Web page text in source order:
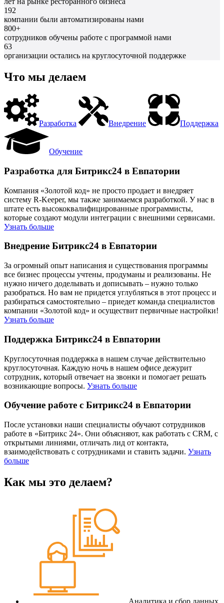
192
компании были автоматизированы нами
800+
сотрудников обучены работе с программой нами
63
организации остались на круглосуточной поддержке
Что мы делаем
Разработка Внедрение Поддержка
Обучение
Разработка для Битрикс24 в Евпатории
Компания «Золотой код» не просто продает и внедряет
систему R-Keeper, мы также занимаемся разработкой. У нас в
штате есть высококвалифицированные программисты,
которые создают модули интеграции с внешними сервисами.
Узнать больше
Внедрение Битрикс24 в Евпатории
За огромный опыт написания и существования программы
все бизнес процессы учтены, продуманы и реализованы. Не
нужно ничего доделывать и дописывать – нужно только
разобраться. Но вам не придется углубляться в этот процесс и
разбираться самостоятельно – приедет команда специалистов
компании «Золотой код» и осуществит первичные настройки!
Узнать больше
Поддержка Битрикс24 в Евпатории
Круглосуточная поддержка в нашем случае действительно
круглосуточная. Каждую ночь в нашем офисе дежурит
сотрудник, который отвечает на звонки и помогает решать
возникающие вопросы. Узнать больше
Обучение работе с Битрикс24 в Евпатории
После установки наши специалисты обучают сотрудников
работе в «Битрикс 24». Они объясняют, как работать с CRM, с
открытыми линиями, отличать лид от контакта,
взаимодействовать с сотрудниками и ставить задачи. Узнать
больше
Как мы это делаем?
Аналитика и сбор данных